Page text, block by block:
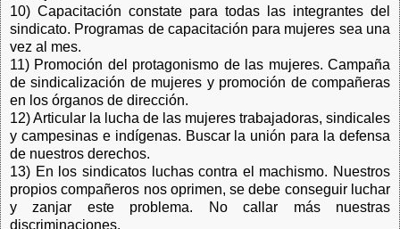
10) Capacitación constate para todas las integrantes del
sindicato. Programas de capacitación para mujeres sea una
vez al mes.
11) Promoción del protagonismo de las mujeres. Campaña
de sindicalización de mujeres y promoción de compañeras
en los órganos de dirección.
12) Articular la lucha de las mujeres trabajadoras, sindicales
y campesinas e indígenas. Buscar la unión para la defensa
de nuestros derechos.
13) En los sindicatos luchas contra el machismo. Nuestros
propios compañeros nos oprimen, se debe conseguir luchar
y zanjar este problema. No callar más nuestras
discriminaciones.